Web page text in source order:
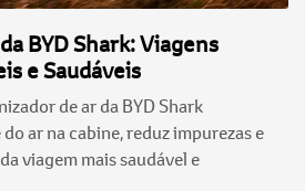
BYD Shark: Viagens
e Saudáveis
de ar da BYD Shark
ar na cabine, reduz impurezas e
viagem mais saudável e